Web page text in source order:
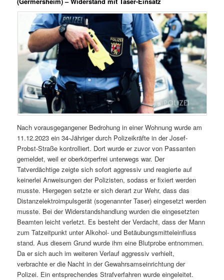
Nach vorausgegangener Bedrohung in einer Wohnung wurde am
11.12.2023 ein 34-Jähriger durch Polizeikräfte in der Josef-
Probst-Straße kontrolliert. Dort wurde er zuvor von Passanten
gemeldet, weil er oberkörperfrei unterwegs war. Der
Tatverdächtige zeigte sich sofort aggressiv und reagierte auf
keinerlei Anweisungen der Polizisten, sodass er fixiert werden
musste. Hiergegen setzte er sich derart zur Wehr, dass das
Distanzelektroimpulsgerät (sogenannter Taser) eingesetzt werden
musste. Bei der Widerstandshandlung wurden die eingesetzten
Beamten leicht verletzt. Es besteht der Verdacht, dass der Mann
zum Tatzeitpunkt unter Alkohol- und Betäubungsmitteleinfluss
stand. Aus diesem Grund wurde ihm eine Blutprobe entnommen.
Da er sich auch im weiteren Verlauf aggressiv verhielt,
verbrachte er die Nacht in der Gewahrsamseinrichtung der
Polizei. Ein entsprechendes Strafverfahren wurde eingeleitet.